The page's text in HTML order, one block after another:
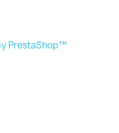
PrestaShop™